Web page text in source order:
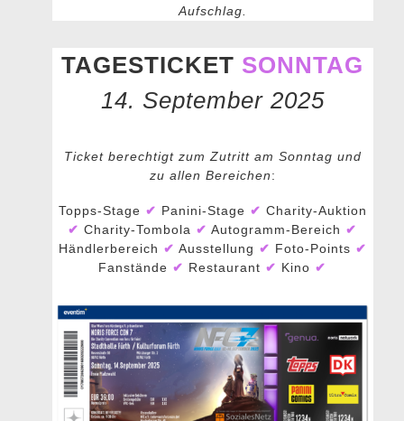
Aufschlag.
TAGESTICKET SONNTAG
14. September 2025
Ticket berechtigt zum Zutritt am Sonntag und
zu allen Bereichen:
Topps-Stage ✔ Panini-Stage ✔ Charity-Auktion
✔ Charity-Tombola ✔ Autogramm-Bereich ✔
Händlerbereich ✔ Ausstellung ✔ Foto-Points ✔
Fanstände ✔ Restaurant ✔ Kino ✔